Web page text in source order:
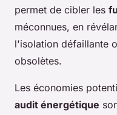
permet de cibler les
méconnues, en
l'isolation défaillante
obsolètes.
Les économies
audit énergétique